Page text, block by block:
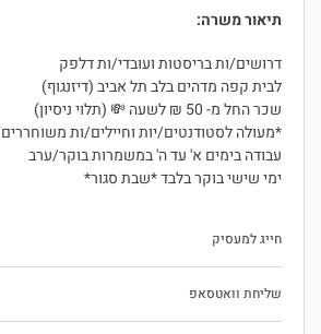
תיאור משרה:
דרושים/ות בריסטות ועובדי/ות דלפק
לבית קפה מדהים בלב תל אביב (דיזנגוף)
שכר החל מ- 50 ₪ לשעה 💸 (תלוי ניסיון)
*מעולה לסטודנטים/יות וחיילים/ות
עבודה בימים א' עד ה' במשמרות בוקר/ערב
ימי שישי בוקר בלבד *שבת סגור*
חייג למעסיק
שליחת וואטסאפ